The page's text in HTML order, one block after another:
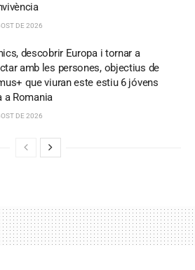
DE 2026
descobrir Europa i tornar a
amb les persones, objectius de
que viuran este estiu 6 jóvens
a Romania
DE 2026